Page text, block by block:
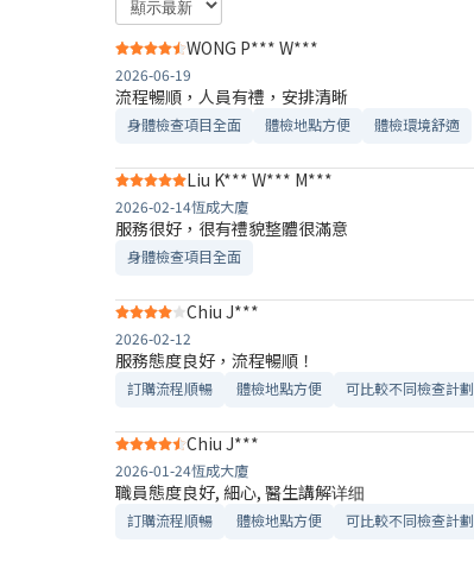
WONG P*** W***
2026-06-19
流程暢順，人員有禮，安排清晰
身體檢查項目全面 體檢地點方便 體檢環境舒適​
Liu K*** W*** M***
2026-02-14恆成大廈
服務很好，很有禮貌整體很滿意
身體檢查項目全面
Chiu J***
2026-02-12
服務態度良好，流程暢順！
訂購流程順暢 體檢地點方便 可比較不同檢查計劃
Chiu J***
2026-01-24恆成大廈
職員態度良好, 細心, 醫生講解详细
訂購流程順暢 體檢地點方便 可比較不同檢查計劃